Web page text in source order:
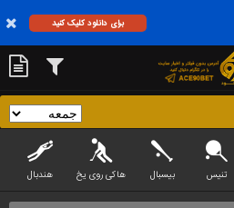
برای دانلود کلیک کنید
تنیس بیسبال هاکی روی یخ هندبال